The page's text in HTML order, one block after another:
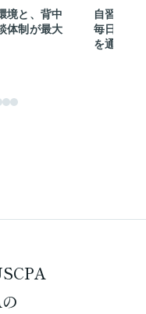
境と、背中
体制が最大
自習室を
毎日切磋
を通じて